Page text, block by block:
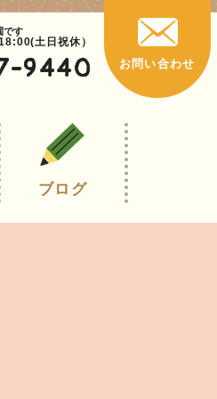
です
土日祝休）
9440 お問い合わせ
ブログ